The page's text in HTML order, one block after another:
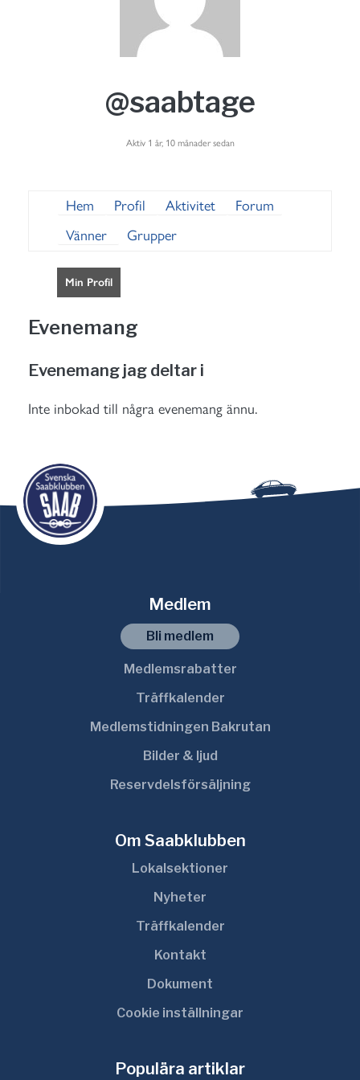
@saabtage
Aktiv 1 år, 10 månader sedan
Hem Profil Aktivitet
Forum
Vänner
Grupper
Min Profil
Evenemang
Evenemang jag deltar i
Inte inbokad till några evenemang ännu.
Medlem
Bli medlem
Medlemsrabatter
Träffkalender
Medlemstidningen Bakrutan
Bilder & ljud
Reservdelsförsäljning
Om Saabklubben
Lokalsektioner
Nyheter
Träffkalender
Kontakt
Dokument
Cookie inställningar
Populära artiklar